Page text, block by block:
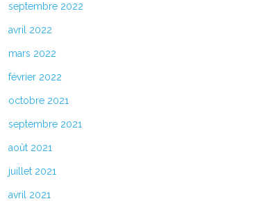
septembre 2022
avril 2022
mars 2022
février 2022
octobre 2021
septembre 2021
août 2021
juillet 2021
avril 2021